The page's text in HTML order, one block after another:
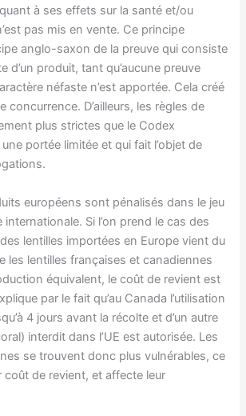
à ses effets sur la santé et/ou
pas mis en vente. Ce principe
anglo-saxon de la preuve qui consiste
d’un produit, tant qu’aucune preuve
néfaste n’est apportée. Cela créé
concurrence. D’ailleurs, les règles de
plus strictes que le Codex
portée limitée et qui fait l’objet de
européens sont pénalisés dans le jeu
Si l’on prend le cas des
lentilles importées en Europe vient du
les lentilles françaises et canadiennes
équivalent, le coût de revient est
par le fait qu’au Canada l’utilisation
4 jours avant la récolte et d’un autre
interdit dans l’UE est autorisée. Les
se trouvent donc plus vulnérables, ce
coût de revient, et affecte leur